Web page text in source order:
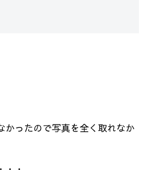
かったので写真を全く取れなか